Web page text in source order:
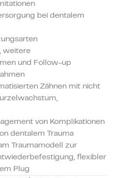
bei dentalem
weitere
und Follow-up
Zähnen mit nicht
von Komplikationen
dentalem Trauma
Traumamodell zur
flexibler
Plug